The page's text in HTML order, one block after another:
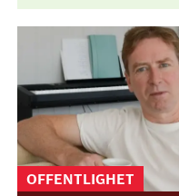
OFFENTLIGHET